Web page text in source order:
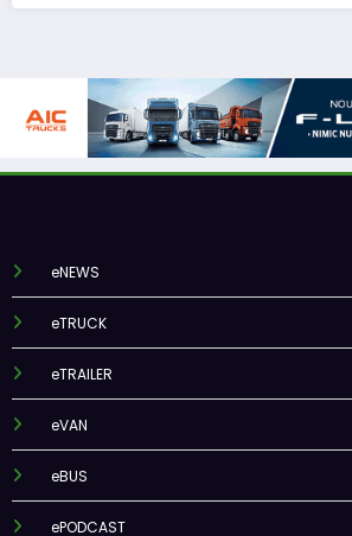
eNEWS
eTRUCK
eTRAILER
eVAN
eBUS
ePODCAST